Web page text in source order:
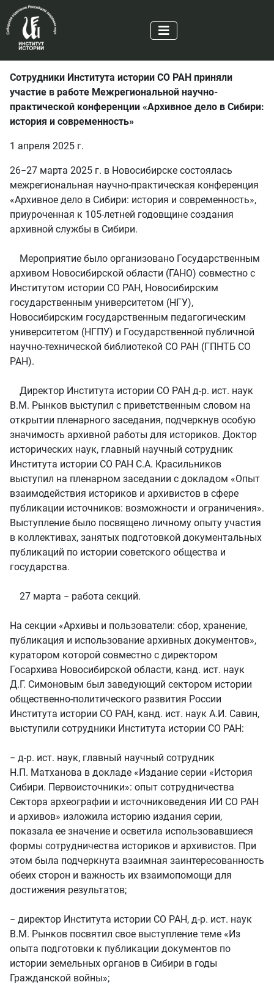
Сотрудники Института истории СО РАН приняли
участие в работе Межрегиональной научно-
практической конференции «Архивное дело в Сибири:
история и современность»
1 апреля 2025 г.
26−27 марта 2025 г. в Новосибирске состоялась
межрегиональная научно-практическая конференция
«Архивное дело в Сибири: история и современность»,
приуроченная к 105-летней годовщине создания
архивной службы в Сибири.
Мероприятие было организовано Государственным
архивом Новосибирской области (ГАНО) совместно с
Институтом истории СО РАН, Новосибирским
государственным университетом (НГУ),
Новосибирским государственным педагогическим
университетом (НГПУ) и Государственной публичной
научно-технической библиотекой СО РАН (ГПНТБ СО
РАН).
Директор Института истории СО РАН д-р. ист. наук
В.М. Рынков выступил с приветственным словом на
открытии пленарного заседания, подчеркнув особую
значимость архивной работы для историков. Доктор
исторических наук, главный научный сотрудник
Института истории СО РАН С.А. Красильников
выступил на пленарном заседании с докладом «Опыт
взаимодействия историков и архивистов в сфере
публикации источников: возможности и ограничения».
Выступление было посвящено личному опыту участия
в коллективах, занятых подготовкой документальных
публикаций по истории советского общества и
государства.
27 марта − работа секций.
На секции «Архивы и пользователи: сбор, хранение,
публикация и использование архивных документов»,
куратором которой совместно с директором
Госархива Новосибирской области, канд. ист. наук
Д.Г. Симоновым был заведующий сектором истории
общественно-политического развития России
Института истории СО РАН, канд. ист. наук А.И. Савин,
выступили сотрудники Института истории СО РАН:
− д-р. ист. наук, главный научный сотрудник
Н.П. Матханова в докладе «Издание серии «История
Сибири. Первоисточники»: опыт сотрудничества
Сектора археографии и источниковедения ИИ СО РАН
и архивов» изложила историю издания серии,
показала ее значение и осветила использовавшиеся
формы сотрудничества историков и архивистов. При
этом была подчеркнута взаимная заинтересованность
обеих сторон и важность их взаимопомощи для
достижения результатов;
− директор Института истории СО РАН, д-р. ист. наук
В.М. Рынков посвятил свое выступление теме «Из
опыта подготовки к публикации документов по
истории земельных органов в Сибири в годы
Гражданской войны»;